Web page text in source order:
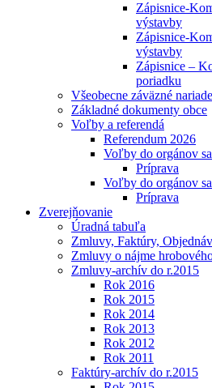
Zápisnice-
výstavby
Zápisnice-
výstavby
Zápisnice –
poriadku
Všeobecne záväzné
Základné dokumenty obce
Voľby a referendá
Referendum 2026
Voľby do orgánov
Príprava
Voľby do orgánov
Príprava
Zverejňovanie
Úradná tabuľa
Zmluvy, Faktúry,
Zmluvy o nájme
Zmluvy-archív do r.2015
Rok 2016
Rok 2015
Rok 2014
Rok 2013
Rok 2012
Rok 2011
Faktúry-archív do r.2015